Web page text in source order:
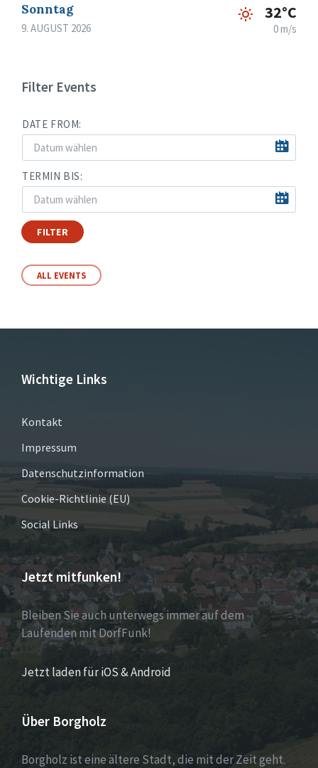
Sonntag
9. AUGUST 2026
32°C
0 m/s
Filter Events
DATE FROM:
TERMIN BIS:
FILTER
ALL EVENTS
Wichtige Links
Kontakt
Impressum
Datenschutzinformation
Cookie-Richtlinie (EU)
Social Links
Jetzt mitfunken!
Bleiben Sie auch unterwegs immer auf dem
Laufenden mit DorfFunk!
Jetzt laden für iOS & Android
Über Borgholz
Borgholz ist eine ältere Stadt, die mit der Zeit geht.